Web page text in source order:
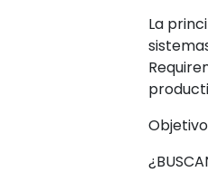
La